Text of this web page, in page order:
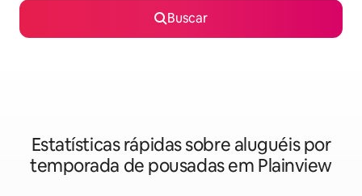
Buscar
Estatísticas rápidas sobre aluguéis por
temporada de pousadas em Plainview